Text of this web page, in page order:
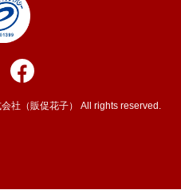
社（販促花子） All rights reserved.